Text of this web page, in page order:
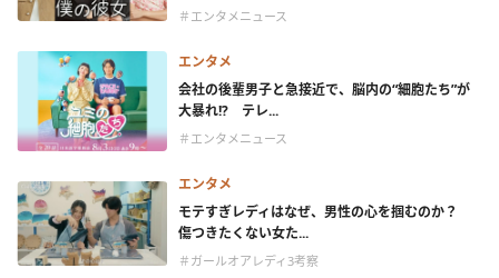
＃エンタメニュース
エンタメ
会社の後輩男子と急接近で、脳内の“細胞たち”が
大暴れ!? テレ...
＃エンタメニュース
エンタメ
モテすぎレディはなぜ、男性の心を掴むのか？
傷つきたくない女た...
＃ガールオアレディ3考察